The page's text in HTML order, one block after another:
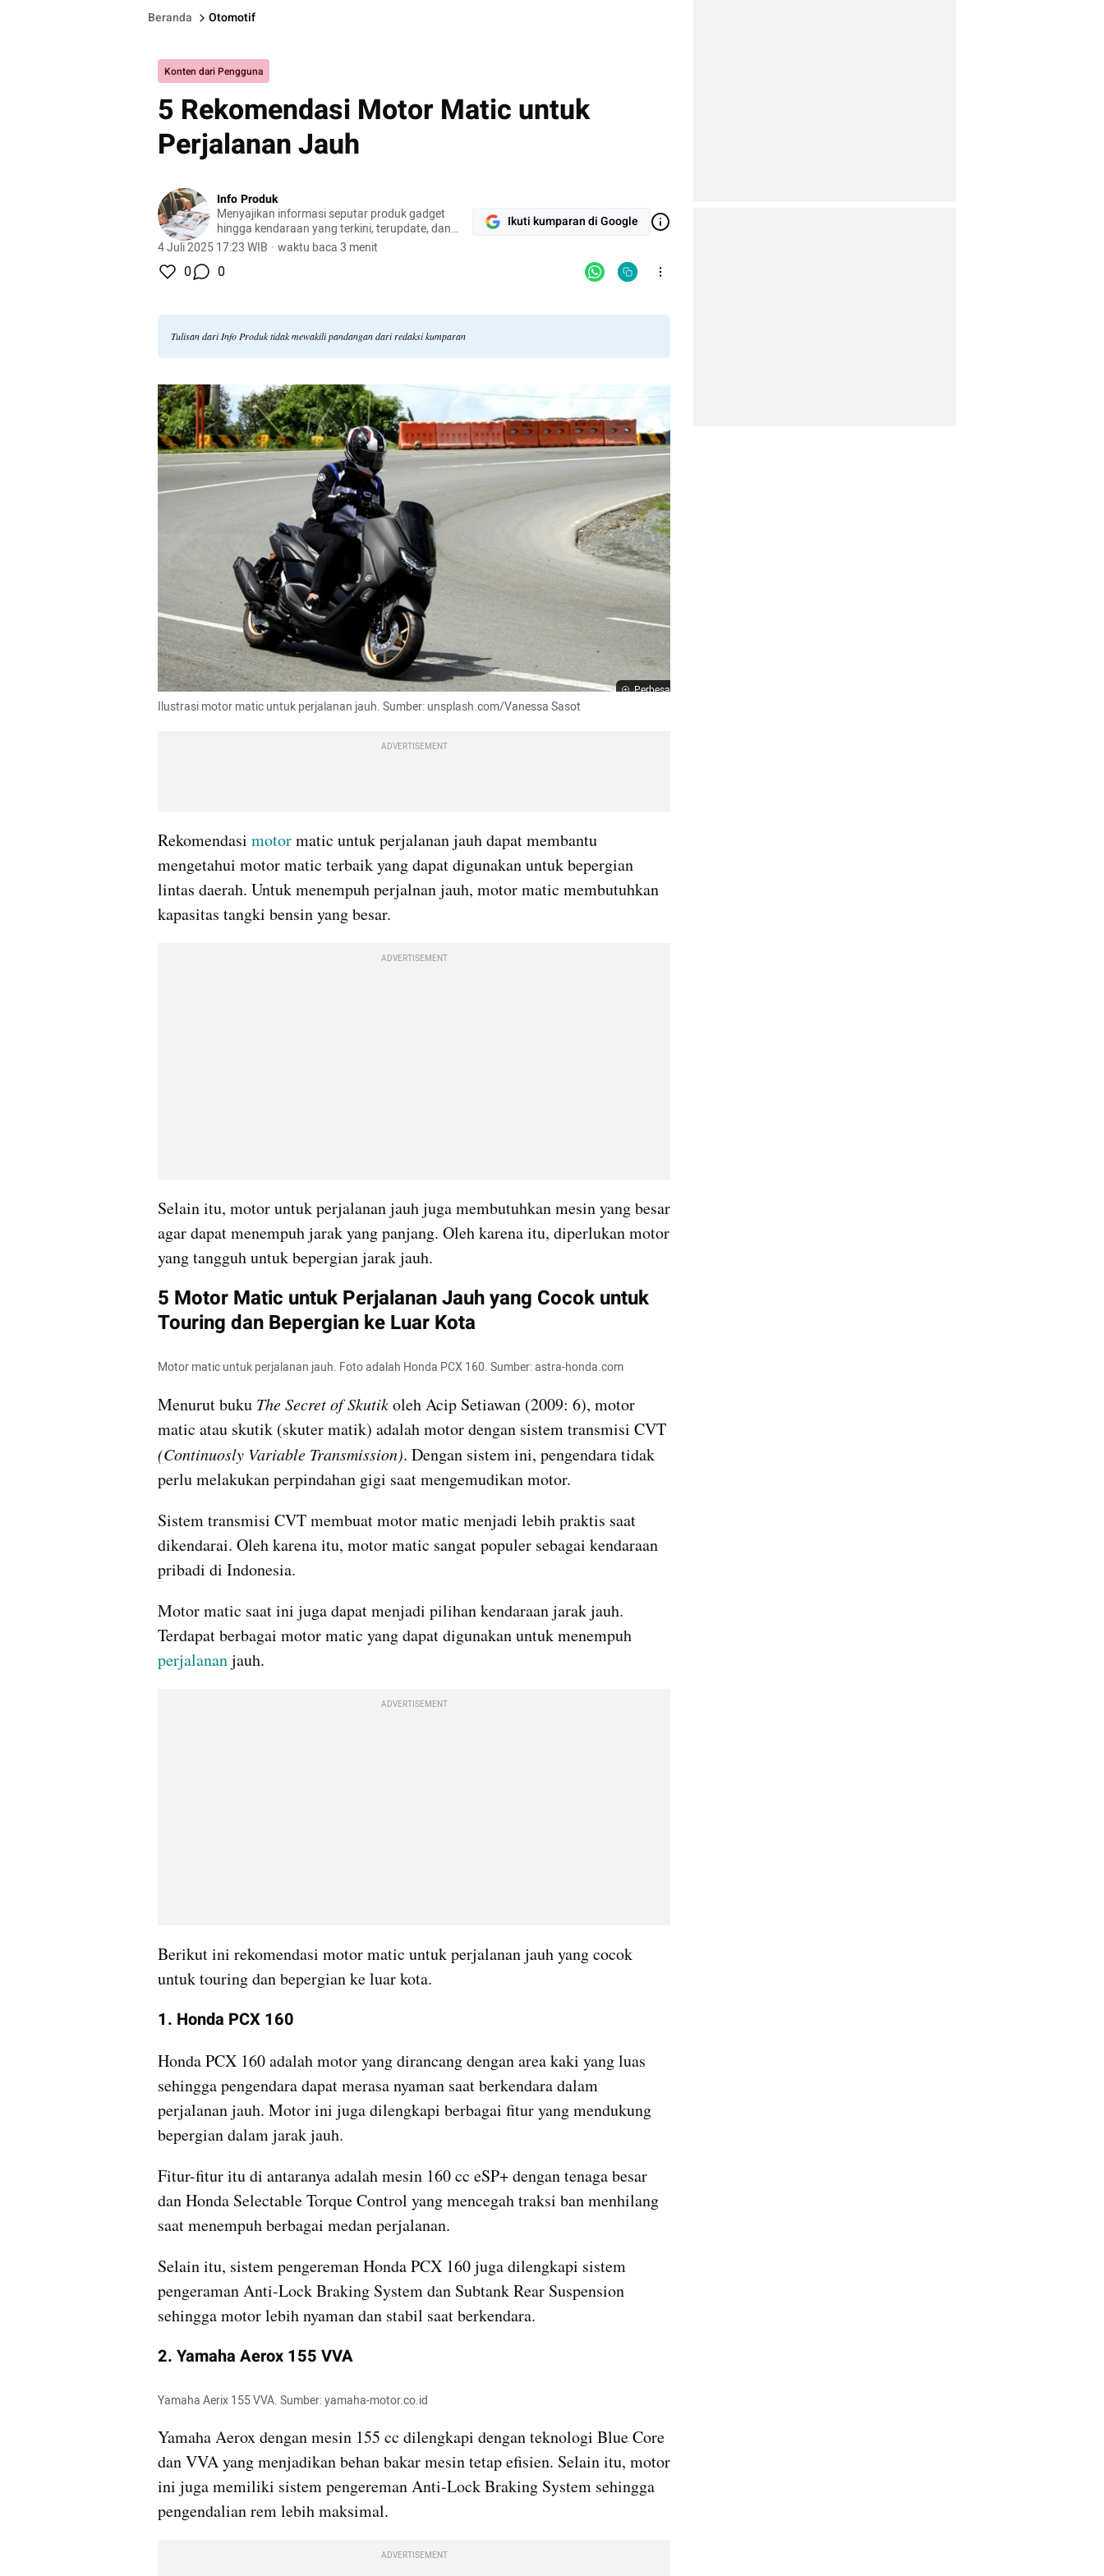
Beranda Otomotif
Konten dari Pengguna
5 Rekomendasi Motor Matic untuk
Perjalanan Jauh
Info Produk
Menyajikan informasi seputar produk gadget
hingga kendaraan yang terkini, terupdate, dan
terlengkap.
4 Juli 2025 17:23 WIB · waktu baca 3 menit
Ikuti kumparan di Google
0 0
Tulisan dari Info Produk tidak mewakili pandangan dari redaksi kumparan
Perbesar
Ilustrasi motor matic untuk perjalanan jauh. Sumber: unsplash.com/Vanessa Sasot
ADVERTISEMENT
Rekomendasi motor matic untuk perjalanan jauh dapat membantu
mengetahui motor matic terbaik yang dapat digunakan untuk bepergian
lintas daerah. Untuk menempuh perjalnan jauh, motor matic membutuhkan
kapasitas tangki bensin yang besar.
ADVERTISEMENT
Selain itu, motor untuk perjalanan jauh juga membutuhkan mesin yang besar
agar dapat menempuh jarak yang panjang. Oleh karena itu, diperlukan motor
yang tangguh untuk bepergian jarak jauh.
5 Motor Matic untuk Perjalanan Jauh yang Cocok untuk
Touring dan Bepergian ke Luar Kota
Motor matic untuk perjalanan jauh. Foto adalah Honda PCX 160. Sumber: astra-honda.com
Menurut buku The Secret of Skutik oleh Acip Setiawan (2009: 6), motor
(Continuosly Variable Transmission). Dengan sistem ini, pengendara tidak
perlu melakukan perpindahan gigi saat mengemudikan motor.
Sistem transmisi CVT membuat motor matic menjadi lebih praktis saat
dikendarai. Oleh karena itu, motor matic sangat populer sebagai kendaraan
pribadi di Indonesia.
Motor matic saat ini juga dapat menjadi pilihan kendaraan jarak jauh.
Terdapat berbagai motor matic yang dapat digunakan untuk menempuh
perjalanan jauh.
ADVERTISEMENT
Berikut ini rekomendasi motor matic untuk perjalanan jauh yang cocok
untuk touring dan bepergian ke luar kota.
1. Honda PCX 160
Honda PCX 160 adalah motor yang dirancang dengan area kaki yang luas
sehingga pengendara dapat merasa nyaman saat berkendara dalam
perjalanan jauh. Motor ini juga dilengkapi berbagai fitur yang mendukung
bepergian dalam jarak jauh.
Fitur-fitur itu di antaranya adalah mesin 160 cc eSP+ dengan tenaga besar
dan Honda Selectable Torque Control yang mencegah traksi ban menhilang
saat menempuh berbagai medan perjalanan.
Selain itu, sistem pengereman Honda PCX 160 juga dilengkapi sistem
pengeraman Anti-Lock Braking System dan Subtank Rear Suspension
sehingga motor lebih nyaman dan stabil saat berkendara.
2. Yamaha Aerox 155 VVA
Yamaha Aerix 155 VVA. Sumber: yamaha-motor.co.id
Yamaha Aerox dengan mesin 155 cc dilengkapi dengan teknologi Blue Core
dan VVA yang menjadikan behan bakar mesin tetap efisien. Selain itu, motor
ini juga memiliki sistem pengereman Anti-Lock Braking System sehingga
pengendalian rem lebih maksimal.
ADVERTISEMENT